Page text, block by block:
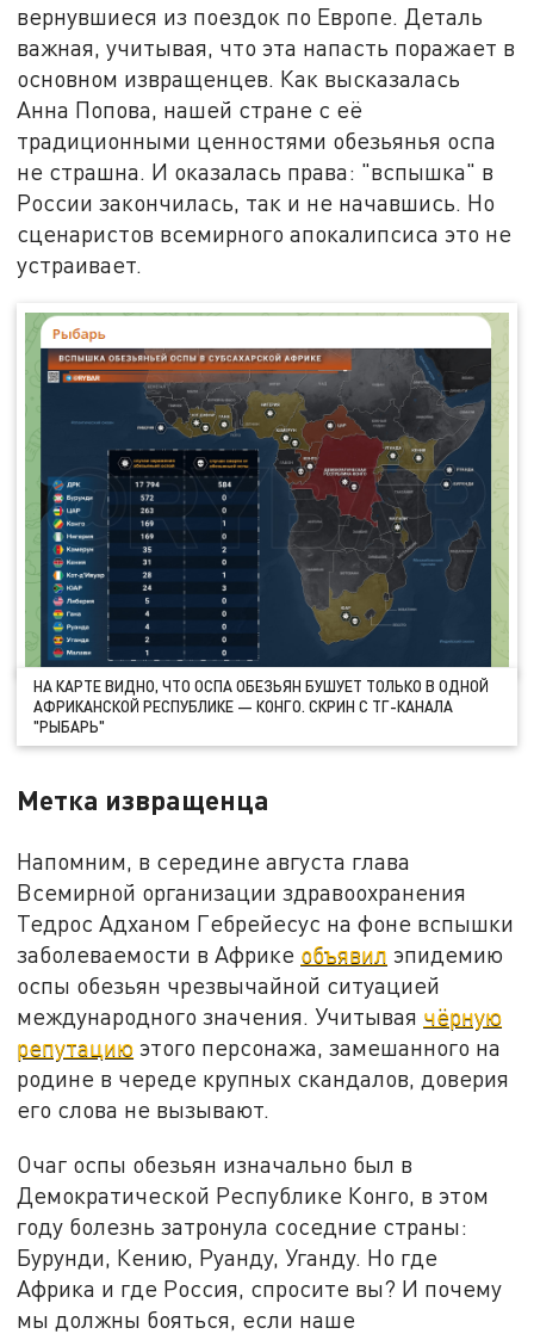
вернувшиеся из поездок по Европе. Деталь
важная, учитывая, что эта напасть поражает в
основном извращенцев. Как высказалась
Анна Попова, нашей стране с её
традиционными ценностями обезьянья оспа
не страшна. И оказалась права: "вспышка" в
России закончилась, так и не начавшись. Но
сценаристов всемирного апокалипсиса это не
устраивает.
НА КАРТЕ ВИДНО, ЧТО ОСПА ОБЕЗЬЯН БУШУЕТ ТОЛЬКО В ОДНОЙ
АФРИКАНСКОЙ РЕСПУБЛИКЕ — КОНГО. СКРИН С ТГ-КАНАЛА
"РЫБАРЬ"
Метка извращенца
Напомним, в середине августа глава
Всемирной организации здравоохранения
Тедрос Адханом Гебрейесус на фоне вспышки
заболеваемости в Африке объявил эпидемию
оспы обезьян чрезвычайной ситуацией
международного значения. Учитывая чёрную
репутацию этого персонажа, замешанного на
родине в череде крупных скандалов, доверия
его слова не вызывают.
Очаг оспы обезьян изначально был в
Демократической Республике Конго, в этом
году болезнь затронула соседние страны:
Бурунди, Кению, Руанду, Уганду. Но где
Африка и где Россия, спросите вы? И почему
мы должны бояться, если наше